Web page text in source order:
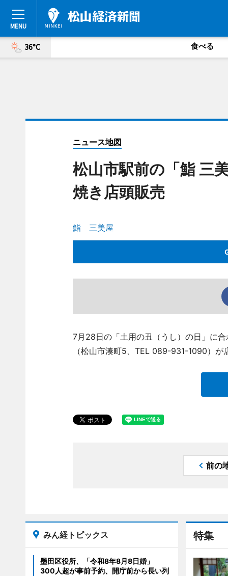
36°C 食べる
ニュース地図
松山市駅前の「鮨 三
焼き店頭販売
鮨 三美屋
7月28日の「土用の丑（うし）の日」に
（松山市湊町5、TEL 089-931-1090）
前の
特集
みん経トピックス
墨田区役所、「令和8年8月8日婚」
300人超が事前予約、開庁前から長い列